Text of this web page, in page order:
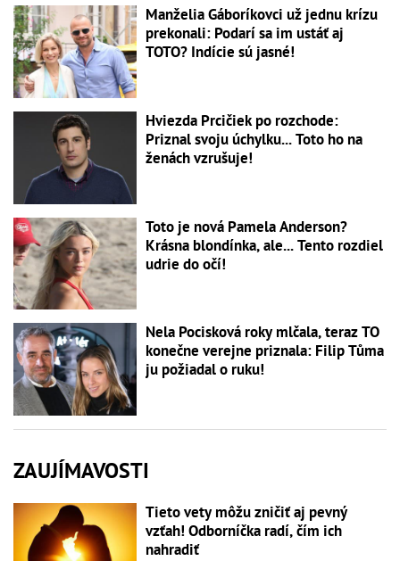
Manželia Gáboríkovci už jednu krízu
prekonali: Podarí sa im ustáť aj
TOTO? Indície sú jasné!
Hviezda Prcičiek po rozchode:
Priznal svoju úchylku... Toto ho na
ženách vzrušuje!
Toto je nová Pamela Anderson?
Krásna blondínka, ale... Tento rozdiel
udrie do očí!
Nela Pocisková roky mlčala, teraz TO
konečne verejne priznala: Filip Tůma
ju požiadal o ruku!
ZAUJÍMAVOSTI
Tieto vety môžu zničiť aj pevný
vzťah! Odborníčka radí, čím ich
nahradiť